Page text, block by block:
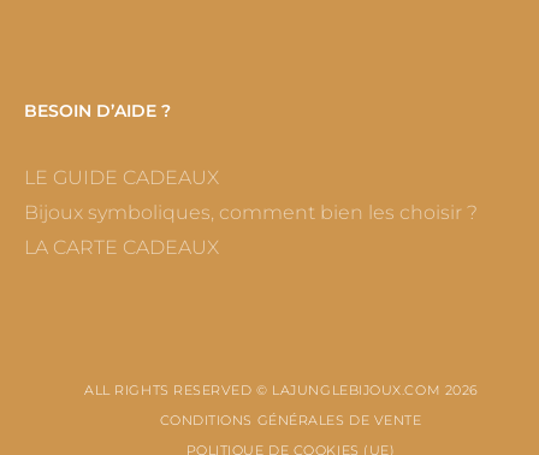
BESOIN D’AIDE ?
LE GUIDE CADEAUX
Bijoux symboliques, comment bien les choisir ?
LA CARTE CADEAUX
ALL RIGHTS RESERVED © LAJUNGLEBIJOUX.COM 2026
CONDITIONS GÉNÉRALES DE VENTE
POLITIQUE DE COOKIES (UE)